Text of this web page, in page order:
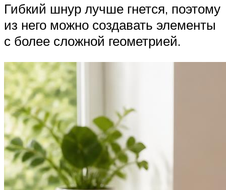
Гибкий шнур лучше гнется, поэтому
из него можно создавать элементы
с более сложной геометрией.